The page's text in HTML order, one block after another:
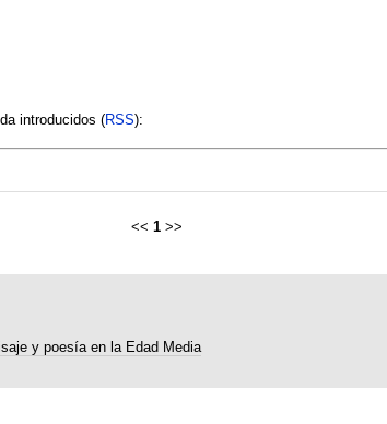
introducidos (RSS):
<< 1 >>
y poesía en la Edad Media